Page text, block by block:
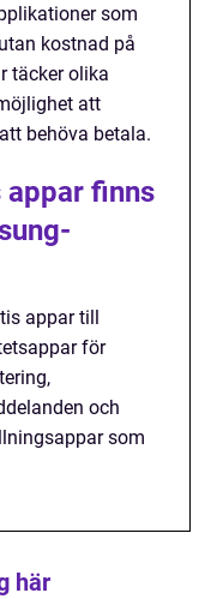
som
kostnad på
täcker olika
att
behöva betala.
finns
appar till
för
och
som
här